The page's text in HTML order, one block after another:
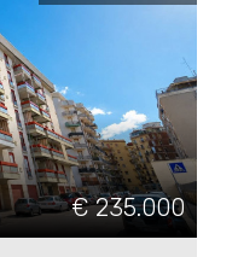
€ 235.000